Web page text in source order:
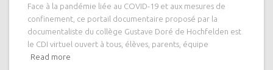
Face à la pandémie liée au COVID-19 et aux mesures de
confinement, ce portail documentaire proposé par la
documentaliste du collège Gustave Doré de Hochfelden est
le CDI virtuel ouvert à tous, élèves, parents, équipe
Read more